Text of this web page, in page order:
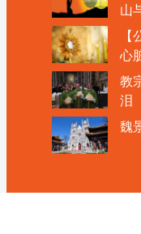
山
心
教
泪
魏